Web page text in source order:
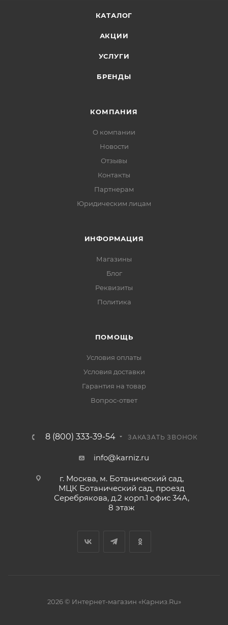
КАТАЛОГ
АКЦИИ
УСЛУГИ
БРЕНДЫ
КОМПАНИЯ
О компании
Новости
Отзывы
Контакты
Партнерам
Юридическим лицам
ИНФОРМАЦИЯ
Магазины
Блог
Реквизиты
Политика
ПОМОЩЬ
Условия оплаты
Условия доставки
Гарантия на товар
Вопрос-ответ
8 (800) 333-39-54 ЗАКАЗАТЬ ЗВОНОК
info@karniz.ru
г. Москва, м. Ботанический сад,
МЦК Ботанический сад, проезд
Серебрякова, д.2 корп.1 офис 34А,
8 этаж
2026 © Интернет-магазин «Карниз.Ru»